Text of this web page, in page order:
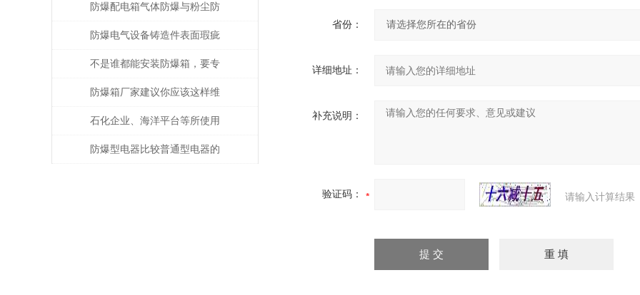
省份：
详细地址：
补充说明：
验证码： 请输入计算结果
种功能
防爆配电箱气体防爆与粉尘防
爆的差别
防爆电气设备铸造件表面瑕疵
修复
不是谁都能安装防爆箱，要专
业人士才行
防爆箱厂家建议你应该这样维
护防爆类产品！
石化企业、海洋平台等所使用
的防爆电气设备注意事项
防爆型电器比较普通型电器的